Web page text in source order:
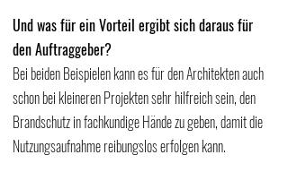
Und was für ein Vorteil ergibt sich daraus für
den Auftraggeber?
Bei beiden Beispielen kann es für den Architekten auch
schon bei kleineren Projekten sehr hilfreich sein, den
Brandschutz in fachkundige Hände zu geben, damit die
Nutzungsaufnahme reibungslos erfolgen kann.